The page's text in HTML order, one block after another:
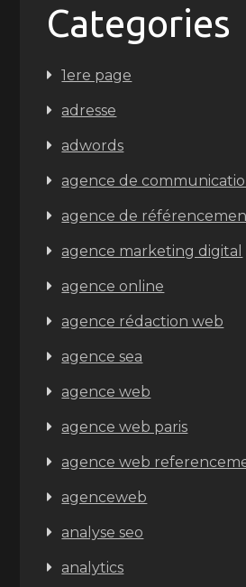
Categories
1ere page
adresse
adwords
agence de
agence de
agence marketing digital
agence online
agence rédaction web
agence sea
agence web
agence web paris
agence web
agenceweb
analyse seo
analytics